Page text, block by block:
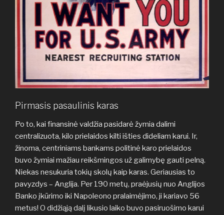
Pirmasis pasaulinis karas
Po to, kai finansinė valdžia pasidarė žymia dalimi
centralizuota, kilo prielaidos kilti išties dideliam karui. Ir,
žinoma, centriniams bankams politinė karo prielaidos
buvo žymiai mažiau reikšmingos už galimybę gauti pelną.
Niekas nesukuria tokių skolų kaip karas. Geriausias to
pavyzdys – Anglija. Per 190 metų, praėjusių nuo Anglijos
Banko įkūrimo iki Napoleono pralaimėjimo, ji kariavo 56
metus! O didžiąją dalį likusio laiko buvo pasiruošimo karui